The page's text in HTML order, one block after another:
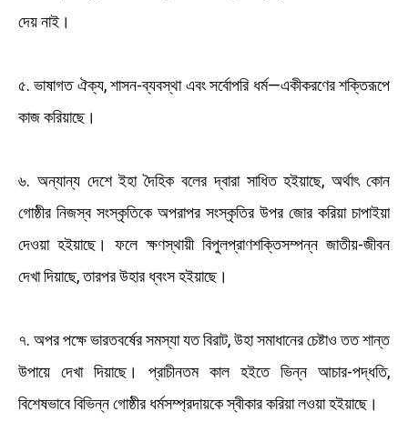
দেয় নাই।
৫. ভাষাগত ঐক্য, শাসন-ব্যবস্থা এবং সর্বোপরি ধর্ম—একীকরণের শক্তিরূপে
কাজ করিয়াছে।
৬. অন্যান্য দেশে ইহা দৈহিক বলের দ্বারা সাধিত হইয়াছে, অর্থাৎ কোন
গোষ্ঠীর নিজস্ব সংস্কৃতিকে অপরাপর সংস্কৃতির উপর জোর করিয়া চাপাইয়া
দেওয়া হইয়াছে। ফলে ক্ষণস্থায়ী বিপুলপ্রাণশক্তিসম্পন্ন জাতীয়-জীবন
দেখা দিয়াছে, তারপর উহার ধ্বংস হইয়াছে।
৭. অপর পক্ষে ভারতবর্ষের সমস্যা যত বিরাট, উহা সমাধানের চেষ্টাও তত শান্ত
উপায়ে দেখা দিয়াছে। প্রাচীনতম কাল হইতে ভিন্ন আচার-পদ্ধতি,
বিশেষভাবে বিভিন্ন গোষ্ঠীর ধর্মসম্প্রদায়কে স্বীকার করিয়া লওয়া হইয়াছে।